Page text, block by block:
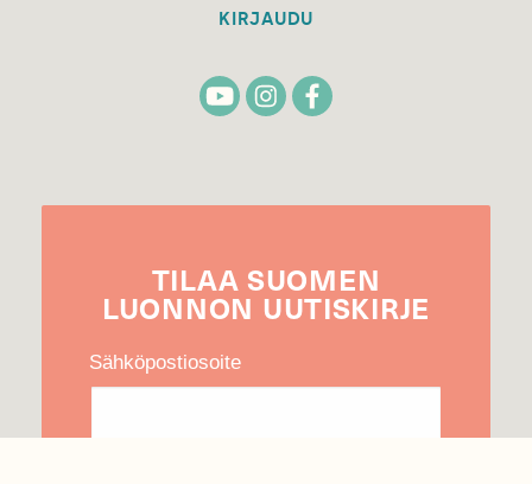
KIRJAUDU
TILAA SUOMEN
LUONNON UUTIS­KIRJE
Sähköpostiosoite